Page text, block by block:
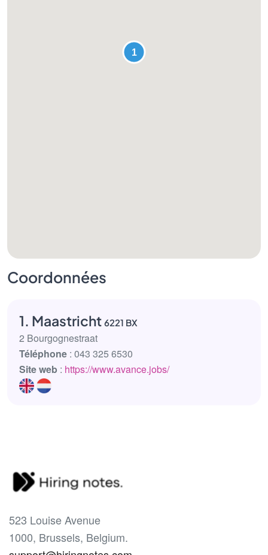
Coordonnées
1. Maastricht 6221 BX
2 Bourgognestraat
Téléphone : 043 325 6530
Site web : https://www.avance.jobs/
523 Louise Avenue
1000, Brussels, Belgium.